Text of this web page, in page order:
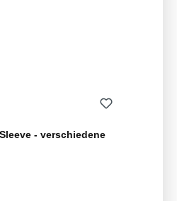
- verschiedene